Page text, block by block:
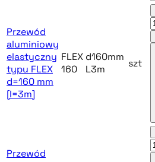
Przewód
aluminiowy
elastyczny
typu FLEX
d=160 mm
[l=3m]
FLEX
160
d160mm
L3m
szt
Przewód